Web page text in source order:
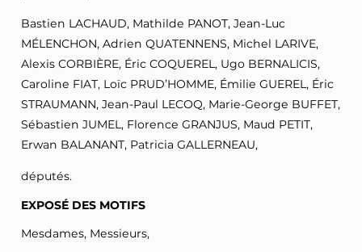
Bastien LACHAUD, Mathilde PANOT, Jean-Luc
MÉLENCHON, Adrien QUATENNENS, Michel LARIVE,
Alexis CORBIÈRE, Éric COQUEREL, Ugo BERNALICIS,
Caroline FIAT, Loïc PRUD’HOMME, Émilie GUEREL, Éric
STRAUMANN, Jean-Paul LECOQ, Marie-George BUFFET,
Sébastien JUMEL, Florence GRANJUS, Maud PETIT,
Erwan BALANANT, Patricia GALLERNEAU,
députés.
EXPOSÉ DES MOTIFS
Mesdames, Messieurs,